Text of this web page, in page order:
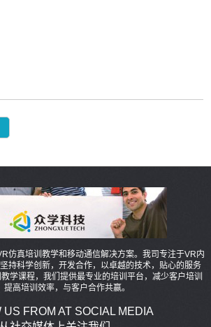
仿真培训教学和移动通信解决方案。我司专注于VR内
持科学创新，开发合作，以卓越的技术，贴心的服务
学课程，我们提供最专业的培训平台，减少客户培训
提高培训效率，与客户合作共赢。
US FROM AT SOCIAL MEDIA